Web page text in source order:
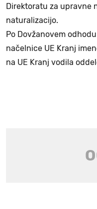
Direktoratu za upravne
naturalizacijo.
Po Dovžanovem
načelnice UE Kranj
na UE Kranj vodila